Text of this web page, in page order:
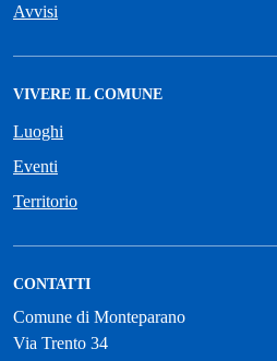
Avvisi
VIVERE IL COMUNE
Luoghi
Eventi
Territorio
CONTATTI
Comune di Monteparano
Via Trento 34